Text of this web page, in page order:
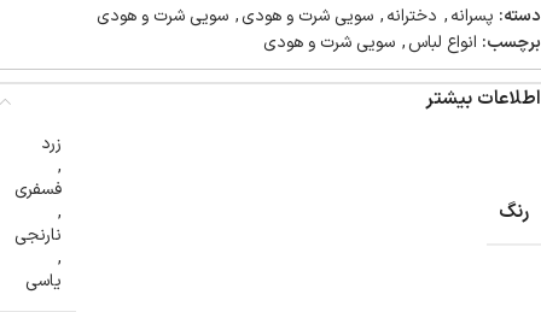
دسته: پسرانه, دخترانه, سویی شرت و هودی, سویی شرت و هودی
برچسب: انواع لباس, سویی شرت و هودی
اطلاعات بیشتر
رنگ
زرد
,
فسفری
,
نارنجی
,
یاسی